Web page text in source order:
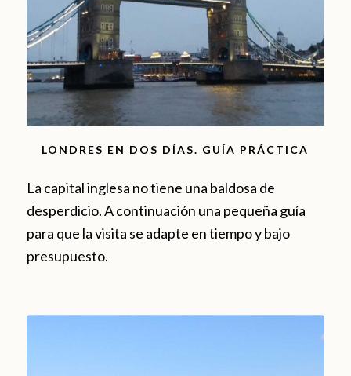
LONDRES EN DOS DÍAS. GUÍA PRÁCTICA
La capital inglesa no tiene una baldosa de
desperdicio. A continuación una pequeña guía
para que la visita se adapte en tiempo y bajo
presupuesto.